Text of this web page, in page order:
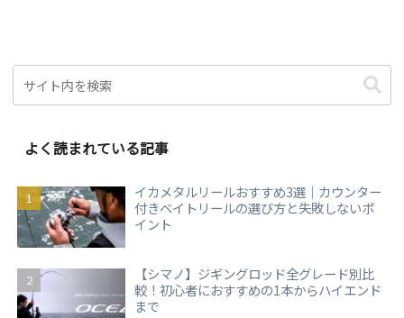
よく読まれている記事
イカメタルリールおすすめ3選｜カウンター
付きベイトリールの選び方と失敗しないポ
イント
【シマノ】ジギングロッド全グレード別比
較！初心者におすすめの1本からハイエンド
まで